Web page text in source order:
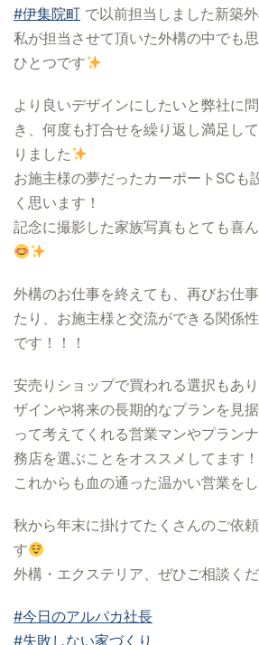
#伊集院町 で以前担当しました新築
私が担当させて頂いた外構の中でも
ひとつです
より良いデザインにしたいと弊社に
き、何度も打合せを繰り返し満足し
りました
お施主様の夢だったカーポートSCも
く思います！
記念に撮影した家族写真もとても喜
外構のお仕事を終えても、再びお仕
たり、お施主様と交流ができる関係
です！！！
安売りショップで買われる選択もあ
ザインや将来の長期的なプランを見
って考えてくれる営業マンやプラン
務店を選ぶことをオススメしてます！
これからも血の通った温かい営業を
秋から年末に掛けてたくさんのご依
す
外構・エクステリア、ぜひご相談くだ
#今日のアルパカ社長
#失敗しない家づくり